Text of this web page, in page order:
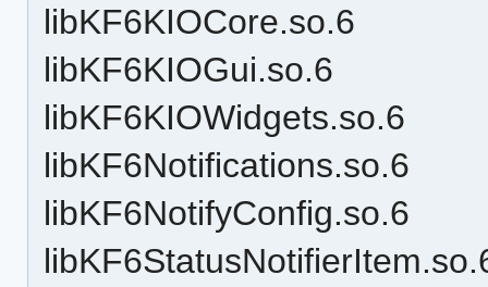
libKF6KIOCore.so.6
libKF6KIOGui.so.6
libKF6KIOWidgets.so.6
libKF6Notifications.so.6
libKF6NotifyConfig.so.6